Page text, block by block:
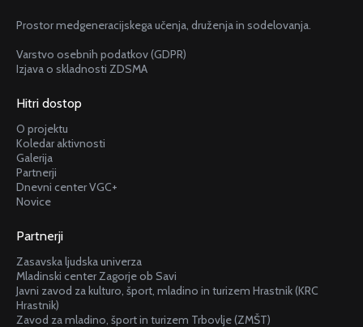
Prostor medgeneracijskega učenja, druženja in sodelovanja.
Varstvo osebnih podatkov (GDPR)
Izjava o skladnosti ZDSMA
Hitri dostop
O projektu
Koledar aktivnosti
Galerija
Partnerji
Dnevni center VGC+
Novice
Partnerji
Zasavska ljudska univerza
Mladinski center Zagorje ob Savi
Javni zavod za kulturo, šport, mladino in turizem Hrastnik (KRC
Hrastnik)
Zavod za mladino, šport in turizem Trbovlje (ZMŠT)